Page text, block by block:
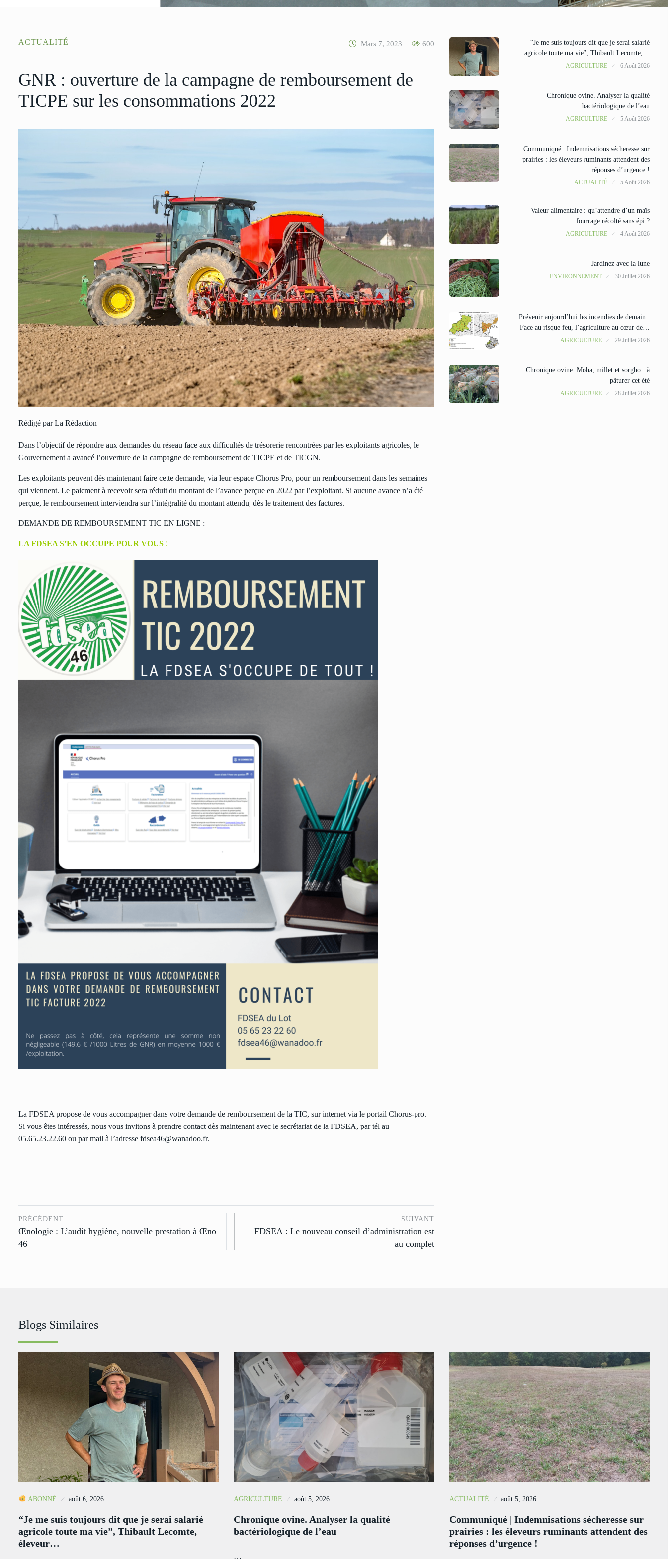
ACTUALITÉ Mars 7, 2023 600
GNR : ouverture de la campagne de remboursement de
TICPE sur les consommations 2022
Rédigé par La Rédaction
Dans l’objectif de répondre aux demandes du réseau face aux difficultés de trésorerie rencontrées par les exploitants agricoles, le
Gouvernement a avancé l’ouverture de la campagne de remboursement de TICPE et de TICGN.
Les exploitants peuvent dès maintenant faire cette demande, via leur espace Chorus Pro, pour un remboursement dans les semaines
qui viennent. Le paiement à recevoir sera réduit du montant de l’avance perçue en 2022 par l’exploitant. Si aucune avance n’a été
perçue, le remboursement interviendra sur l’intégralité du montant attendu, dès le traitement des factures.
DEMANDE DE REMBOURSEMENT TIC EN LIGNE :
LA FDSEA S’EN OCCUPE POUR VOUS !
La FDSEA propose de vous accompagner dans votre demande de remboursement de la TIC, sur internet via le portail Chorus-pro.
Si vous êtes intéressés, nous vous invitons à prendre contact dès maintenant avec le secrétariat de la FDSEA, par tél au
05.65.23.22.60 ou par mail à l’adresse fdsea46@wanadoo.fr.
PRÉCÉDENT
Œnologie : L’audit hygiène, nouvelle prestation à Œno
46
SUIVANT
FDSEA : Le nouveau conseil d’administration est
au complet
“Je me suis toujours dit que je serai salarié
agricole toute ma vie”, Thibault Lecomte,…
AGRICULTURE 6 Août 2026
Chronique ovine. Analyser la qualité
bactériologique de l’eau
AGRICULTURE 5 Août 2026
Communiqué | Indemnisations sécheresse sur
prairies : les éleveurs ruminants attendent des
réponses d’urgence !
ACTUALITÉ 5 Août 2026
Valeur alimentaire : qu’attendre d’un maïs
fourrage récolté sans épi ?
AGRICULTURE 4 Août 2026
Jardinez avec la lune
ENVIRONNEMENT 30 Juillet 2026
Prévenir aujourd’hui les incendies de demain :
Face au risque feu, l’agriculture au cœur de…
AGRICULTURE 29 Juillet 2026
Chronique ovine. Moha, millet et sorgho : à
pâturer cet été
AGRICULTURE 28 Juillet 2026
Blogs Similaires
ABONNÉ août 6, 2026
“Je me suis toujours dit que je serai salarié
agricole toute ma vie”, Thibault Lecomte,
éleveur…
AGRICULTURE août 5, 2026
Chronique ovine. Analyser la qualité
bactériologique de l’eau
…
ACTUALITÉ août 5, 2026
Communiqué | Indemnisations sécheresse sur
prairies : les éleveurs ruminants attendent des
réponses d’urgence !